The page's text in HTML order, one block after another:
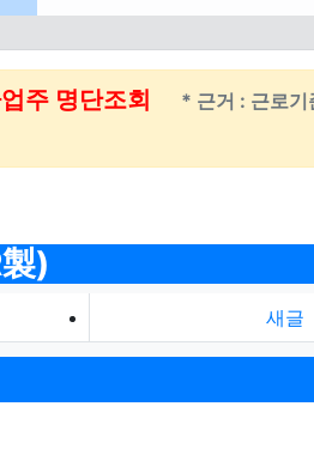
주 명단조회 * 근거 : 근로
)
새글